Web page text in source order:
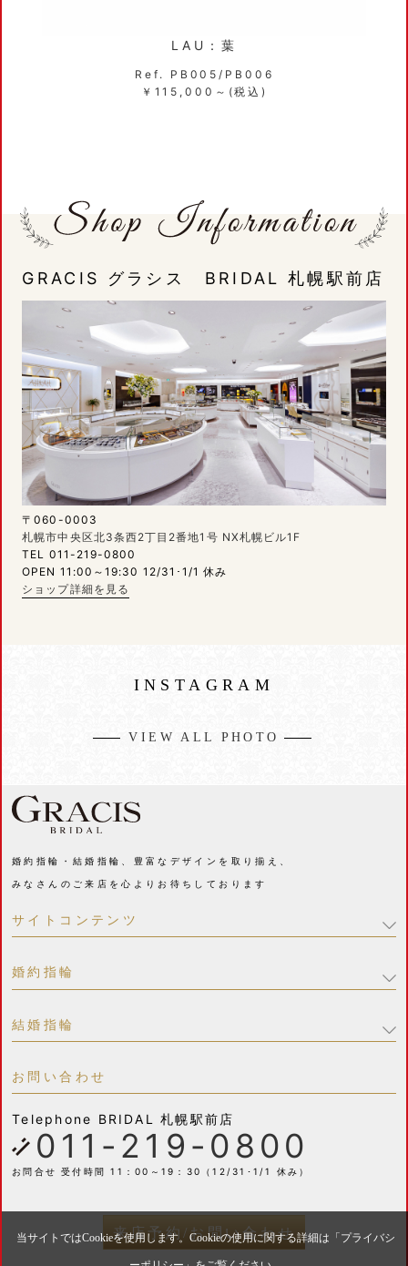
Ref. PB005/PB006
￥115,000～(税込)
GRACIS グラシス BRIDAL 札幌駅前店
〒060-0003
札幌市中央区北3条西2丁目2番地1号 NX札幌ビル1F
TEL 011-219-0800
OPEN 11:00～19:30 12/31･1/1 休み
ショップ詳細を見る
INSTAGRAM
VIEW ALL PHOTO
婚約指輪・結婚指輪、豊富なデザインを取り揃え、
みなさんのご来店を心よりお待ちしております
サイトコンテンツ
婚約指輪
結婚指輪
お問い合わせ
Telephone BRIDAL 札幌駅前店
011-219-0800
お問合せ 受付時間 11：00～19：30（12/31･1/1 休み）
来店予約/お問い合わせ
当サイトではCookieを使用します。Cookieの使用に関する詳細は「 プライバシ